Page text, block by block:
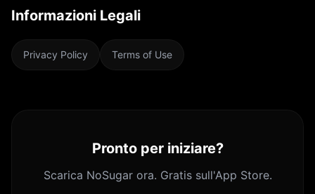
Informazioni Legali
Privacy Policy Terms of Use
Pronto per iniziare?
Scarica NoSugar ora. Gratis sull'App Store.